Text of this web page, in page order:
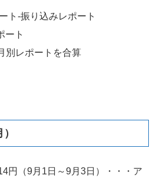
ト-振り込みレポート
ート
別レポートを合算
円（9月1日～9月3日）・・・ア